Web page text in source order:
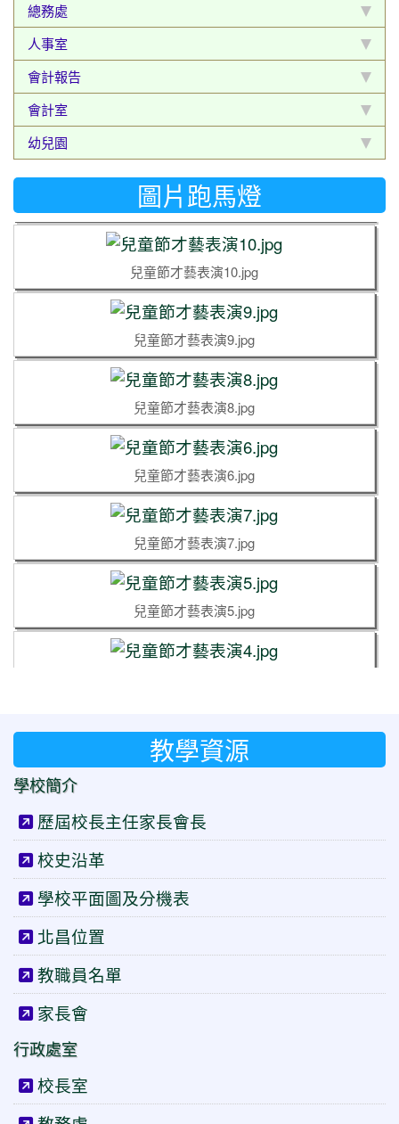
總務處
人事室
會計報告
會計室
幼兒園
圖片跑馬燈
兒童節才藝表演14.jpg
兒童節才藝表演13.jpg
兒童節才藝表演12.jpg
兒童節才藝表演11.jpg
兒童節才藝表演10.jpg
兒童節才藝表演9.jpg
兒童節才藝表演8.jpg
兒童節才藝表演6.jpg
兒童節才藝表演7.jpg
兒童節才藝表演5.jpg
兒童節才藝表演2.jpg
兒童節才藝表演1.jpg
北昌國樂團音樂會8.jpg
教學資源
學校簡介
歷屆校長主任家長會長
校史沿革
學校平面圖及分機表
北昌位置
教職員名單
家長會
行政處室
校長室